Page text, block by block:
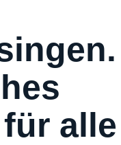
alle